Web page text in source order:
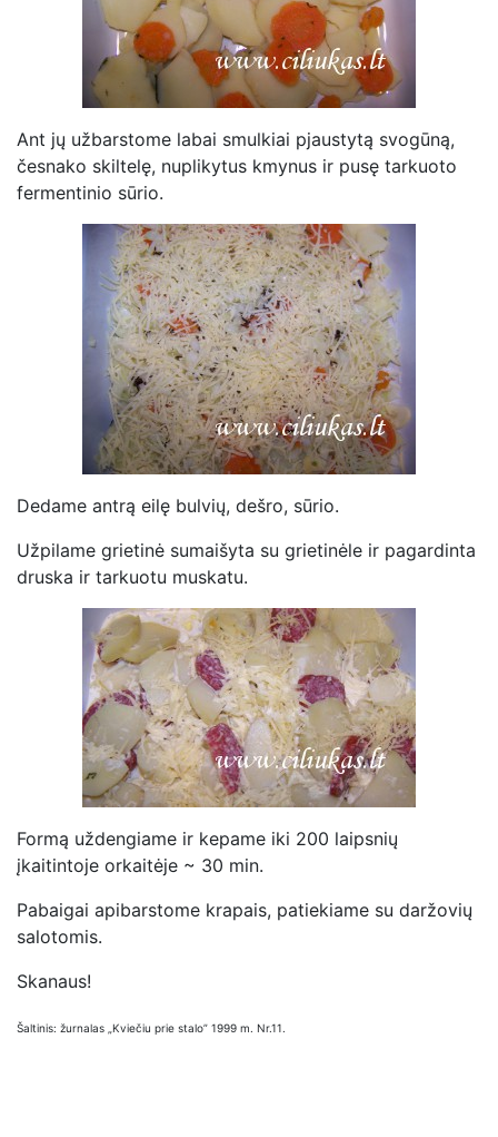
Ant jų užbarstome labai smulkiai pjaustytą svogūną,
česnako skiltelę, nuplikytus kmynus ir pusę tarkuoto
fermentinio sūrio.
Dedame antrą eilę bulvių, dešro, sūrio.
Užpilame grietinė sumaišyta su grietinėle ir pagardinta
druska ir tarkuotu muskatu.
Formą uždengiame ir kepame iki 200 laipsnių
įkaitintoje orkaitėje ~ 30 min.
Pabaigai apibarstome krapais, patiekiame su daržovių
salotomis.
Skanaus!
Šaltinis: žurnalas „Kviečiu prie stalo” 1999 m. Nr.11.